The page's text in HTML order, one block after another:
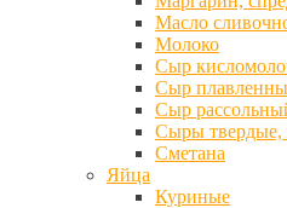
Масло
Молоко
Сыр
Сыр
Сыр
Сыры твердые,
Сметана
Яйца
Куриные